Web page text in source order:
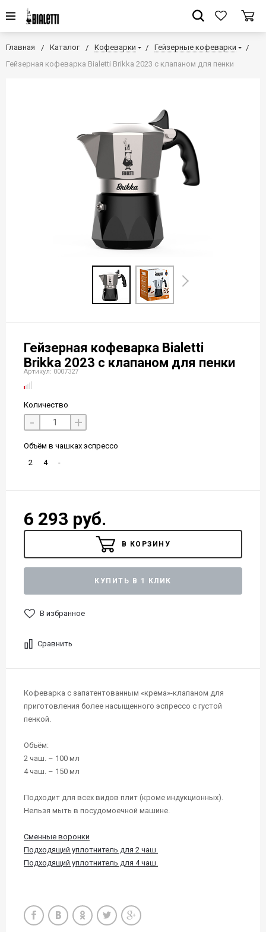
Главная Каталог Кофеварки
Гейзерные кофеварки
Гейзерная кофеварка Bialetti Brikka 2023 с клапаном для пенки
Гейзерная кофеварка Bialetti
Brikka 2023 с клапаном для пенки
Артикул: 0007327
Количество
- +
Объём в чашках эспрессо
2
4 -
6 293 руб.
В КОРЗИНУ
КУПИТЬ В 1 КЛИК
В избранное
Сравнить
Кофеварка с запатентованным «крема»-клапаном для
приготовления более насыщенного эспрессо с густой
пенкой.
Объём:
2 чаш. – 100 мл
4 чаш. – 150 мл
Подходит для всех видов плит (кроме индукционных).
Нельзя мыть в посудомоечной машине.
Сменные воронки
Подходящий уплотнитель для 2 чаш.
Подходящий уплотнитель для 4 чаш.